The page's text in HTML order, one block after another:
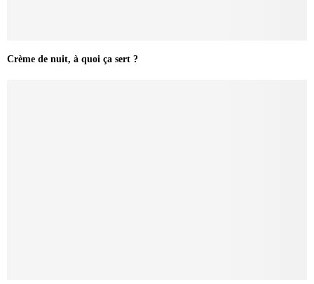
Crème de nuit, à quoi ça sert ?